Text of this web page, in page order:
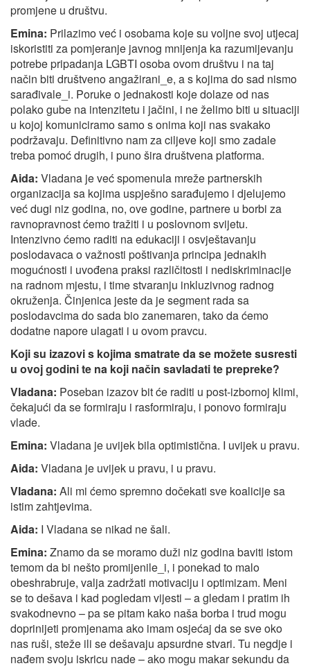
promjene u društvu.
Emina: Prilazimo već i osobama koje su voljne svoj utjecaj
iskoristiti za pomjeranje javnog mnijenja ka razumijevanju
potrebe pripadanja LGBTI osoba ovom društvu i na taj
način biti društveno angažirani_e, a s kojima do sad nismo
sarađivale_i. Poruke o jednakosti koje dolaze od nas
polako gube na intenzitetu i jačini, i ne želimo biti u situaciji
u kojoj komuniciramo samo s onima koji nas svakako
podržavaju. Definitivno nam za ciljeve koji smo zadale
treba pomoć drugih, i puno šira društvena platforma.
Aida: Vladana je već spomenula mreže partnerskih
organizacija sa kojima uspješno sarađujemo i djelujemo
već dugi niz godina, no, ove godine, partnere u borbi za
ravnopravnost ćemo tražiti i u poslovnom svijetu.
Intenzivno ćemo raditi na edukaciji i osvještavanju
poslodavaca o važnosti poštivanja principa jednakih
mogućnosti i uvođena praksi različitosti i nediskriminacije
na radnom mjestu, i time stvaranju inkluzivnog radnog
okruženja. Činjenica jeste da je segment rada sa
poslodavcima do sada bio zanemaren, tako da ćemo
dodatne napore ulagati i u ovom pravcu.
Koji su izazovi s kojima smatrate da se možete susresti
u ovoj godini te na koji način savladati te prepreke?
Vladana: Poseban izazov bit će raditi u post-izbornoj klimi,
čekajući da se formiraju i rasformiraju, i ponovo formiraju
vlade.
Emina: Vladana je uvijek bila optimistična. I uvijek u pravu.
Aida: Vladana je uvijek u pravu, i u pravu.
Vladana: Ali mi ćemo spremno dočekati sve koalicije sa
istim zahtjevima.
Aida: I Vladana se nikad ne šali.
Emina: Znamo da se moramo duži niz godina baviti istom
temom da bi nešto promijenile_i, i ponekad to malo
obeshrabruje, valja zadržati motivaciju i optimizam. Meni
se to dešava i kad pogledam vijesti – a gledam i pratim ih
svakodnevno – pa se pitam kako naša borba i trud mogu
doprinijeti promjenama ako imam osjećaj da se sve oko
nas ruši, steže ili se dešavaju apsurdne stvari. Tu negdje i
nađem svoju iskricu nade – ako mogu makar sekundu da